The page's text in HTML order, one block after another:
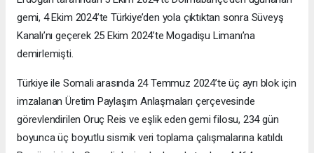
gemi, 4 Ekim 2024’te Türkiye’den yola çıktıktan sonra Süveyş
Kanalı’nı geçerek 25 Ekim 2024’te Mogadişu Limanı’na
demirlemişti.
Türkiye ile Somali arasında 24 Temmuz 2024’te üç ayrı blok için
imzalanan Üretim Paylaşım Anlaşmaları çerçevesinde
görevlendirilen Oruç Reis ve eşlik eden gemi filosu, 234 gün
boyunca üç boyutlu sismik veri toplama çalışmalarına katıldı.